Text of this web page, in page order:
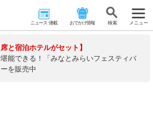
ニュース･連載 おでかけ情報 検 索 メニュー
と宿泊ホテルがセット】
能できる！「みなとみらいフェスティバ
を販売中